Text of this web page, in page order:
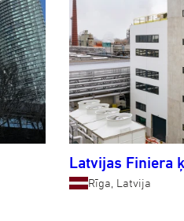
Latvijas Finiera
Rīga, Latvija